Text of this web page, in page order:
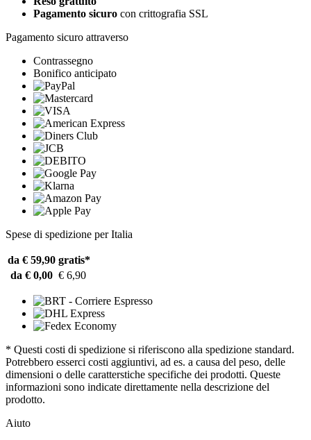
Pagamento sicuro con crittografia SSL
Pagamento sicuro attraverso
Contrassegno
Bonifico anticipato
Spese di spedizione per Italia
da € 59,90 gratis*
da € 0,00 € 6,90
* Questi costi di spedizione si riferiscono alla spedizione standard.
Potrebbero esserci costi aggiuntivi, ad es. a causa del peso, delle
dimensioni o delle caratterstiche specifiche dei prodotti. Queste
informazioni sono indicate direttamente nella descrizione del
prodotto.
Aiuto